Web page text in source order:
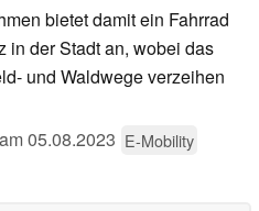
bietet damit ein Fahrrad
in der Stadt an, wobei das
und Waldwege verzeihen
05.08.2023 E-Mobility